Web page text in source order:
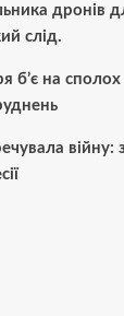
дронів
слід.
б’є на
війну: